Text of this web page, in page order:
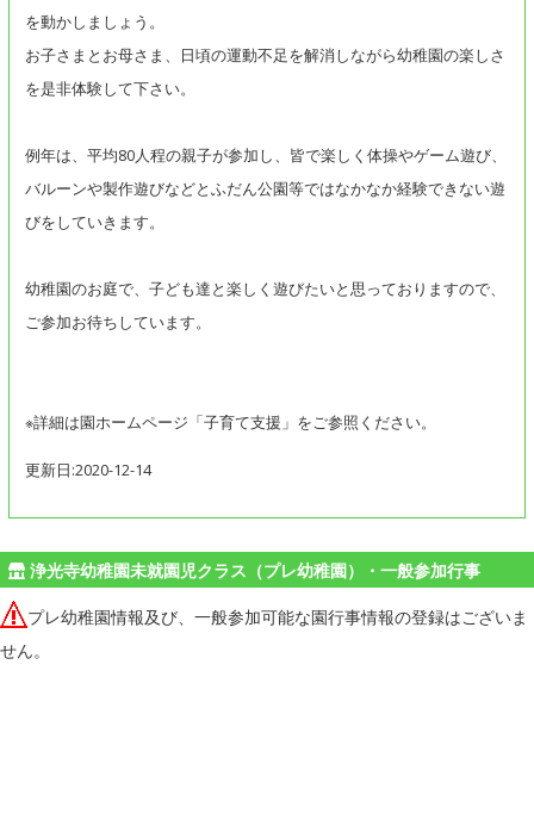
を動かしましょう。
お子さまとお母さま、日頃の運動不足を解消しながら幼稚園の楽しさ
を是非体験して下さい。
例年は、平均80人程の親子が参加し、皆で楽しく体操やゲーム遊び、
バルーンや製作遊びなどとふだん公園等ではなかなか経験できない遊
びをしていきます。
幼稚園のお庭で、子ども達と楽しく遊びたいと思っておりますので、
ご参加お待ちしています。
※詳細は園ホームページ「子育て支援」をご参照ください。
更新日:2020-12-14
浄光寺幼稚園未就園児クラス（プレ幼稚園）・一般参加行事
プレ幼稚園情報及び、一般参加可能な園行事情報の登録はございま
せん。